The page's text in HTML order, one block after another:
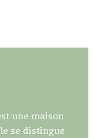
une maison
se distingue